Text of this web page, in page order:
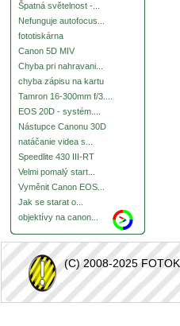
Špatná světelnost -...
Nefunguje autofocus...
fototiskárna
Canon 5D MIV
Chyba pri nahravani...
chyba zápisu na kartu
Tamron 16-300mm f/3....
EOS 20D - systém....
Nástupce Canonu 30D
natáčanie videa s...
Speedlite 430 III-RT
Velmi pomalý start...
Vyměnit Canon EOS...
Jak se starat o...
objektívy na canon...
(C) 2008-2025